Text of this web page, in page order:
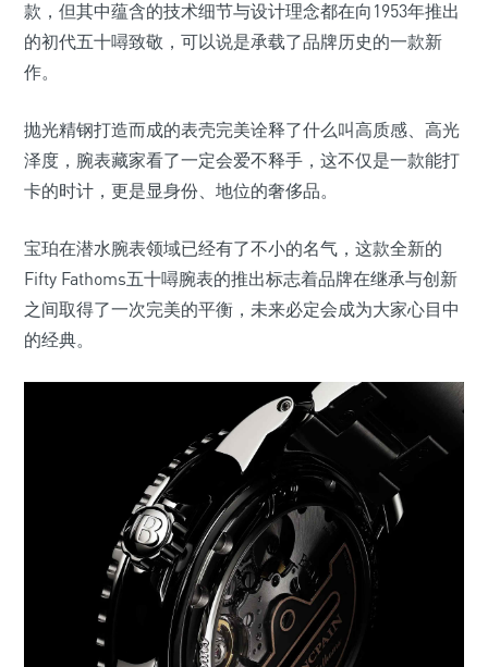
款，但其中蕴含的技术细节与设计理念都在向1953年推出
的初代五十噚致敬，可以说是承载了品牌历史的一款新
作。
抛光精钢打造而成的表壳完美诠释了什么叫高质感、高光
泽度，腕表藏家看了一定会爱不释手，这不仅是一款能打
卡的时计，更是显身份、地位的奢侈品。
宝珀在潜水腕表领域已经有了不小的名气，这款全新的
Fifty Fathoms五十噚腕表的推出标志着品牌在继承与创新
之间取得了一次完美的平衡，未来必定会成为大家心目中
的经典。